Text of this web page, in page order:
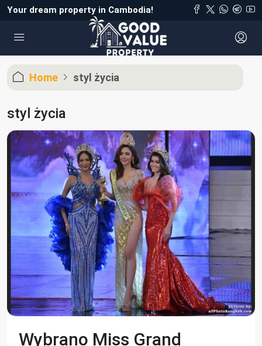
Your dream property in Cambodia!
Home styl życia
styl życia
Wybrano Miss Grand